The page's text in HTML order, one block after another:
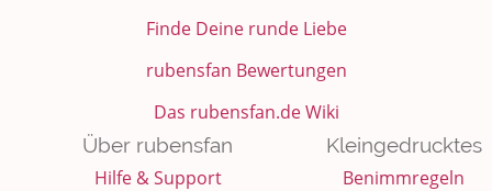
Finde Deine runde Liebe
rubensfan Bewertungen
Das rubensfan.de Wiki
Über rubensfan
Hilfe & Support
Kleingedrucktes
Benimmregeln